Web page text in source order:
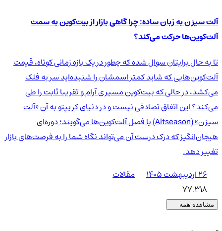
آلت سیزن به زبان ساده: چرا گاهی بازار از بیت‌کوین به سمت
آلت‌کوین‌ها حرکت می‌کند؟
تا به حال برایتان سوال شده که چطور در یک بازه زمانی کوتاه، قیمت
آلت‌کوین‌هایی که شاید کمتر اسمشان را شنیده‌اید سر به فلک
می‌کشد، در حالی که بیت‌کوین مسیری آرام و تقریبا ثابت را طی
می‌کند؟ این اتفاق تصادفی نیست و در دنیای کریپتو به آن «آلت
سیزن» (Altseason) یا فصل آلت‌کوین‌ها می‌گویند؛ دوره‌ای
هیجان‌انگیز که درک درست آن می‌تواند نگاه شما را به فرصت‌های بازار
تغییر دهد.
۲۶ اردیبهشت ۱۴۰۵
مقالات
77,318
مشاهده همه